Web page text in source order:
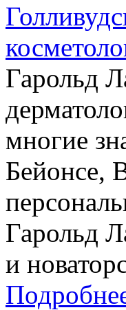
Гарольд
многие
Бейонсе,
Гарольд
и